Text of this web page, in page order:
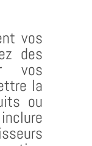
vos
des
vos
la
ou